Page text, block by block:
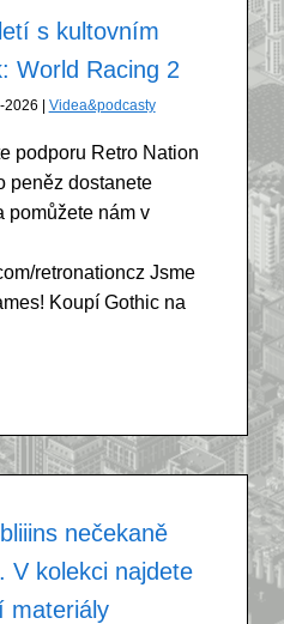
World Racing 2
| Videa&podcasty
podporu Retro Nation
peněz dostanete
pomůžete nám v
retronationcz Jsme
Koupí Gothic na
V kolekci najdete
materiály